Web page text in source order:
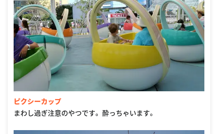
ピクシーカップ
まわし過ぎ注意のやつです。 酔っちゃいます。